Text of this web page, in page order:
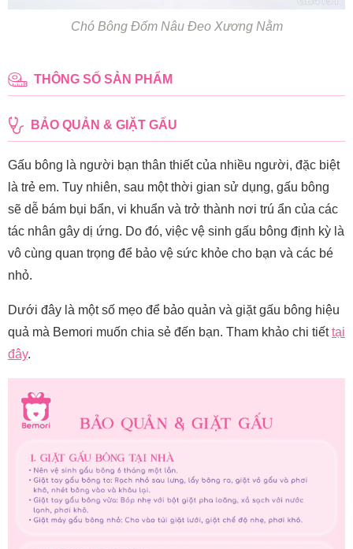
Chó Bông Đốm Nâu Đeo Xương Nằm
THÔNG SỐ SẢN PHẨM
BẢO QUẢN & GIẶT GẤU
Gấu bông là người bạn thân thiết của nhiều người, đặc biệt
là trẻ em. Tuy nhiên, sau một thời gian sử dụng, gấu bông
sẽ dễ bám bụi bẩn, vi khuẩn và trở thành nơi trú ẩn của các
tác nhân gây dị ứng. Do đó, việc vệ sinh gấu bông định kỳ là
vô cùng quan trọng để bảo vệ sức khỏe cho bạn và các bé
nhỏ.
Dưới đây là một số mẹo để bảo quản và giặt gấu bông hiệu
quả mà Bemori muốn chia sẻ đến bạn. Tham khảo chi tiếttại
đây.